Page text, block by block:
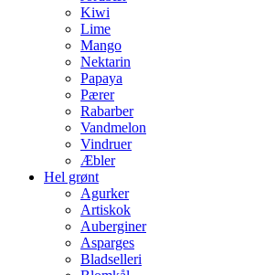
Kiwi
Lime
Mango
Nektarin
Papaya
Pærer
Rabarber
Vandmelon
Vindruer
Æbler
Hel grønt
Agurker
Artiskok
Auberginer
Asparges
Bladselleri